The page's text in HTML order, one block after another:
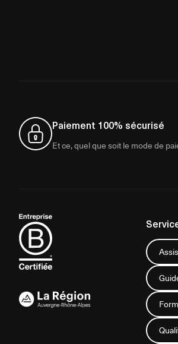
Paiement 100% sécurisé
Et ce, quel que soit le mode de